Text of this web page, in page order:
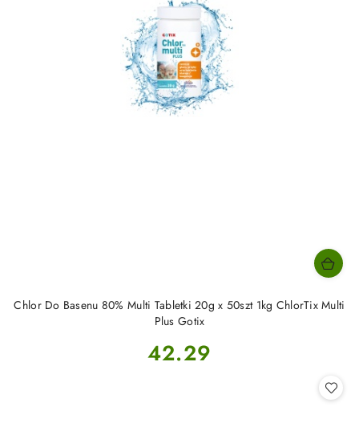
Chlor Do Basenu 80% Multi Tabletki 20g x 50szt 1kg ChlorTix Multi
Plus Gotix
Cena:
42.29